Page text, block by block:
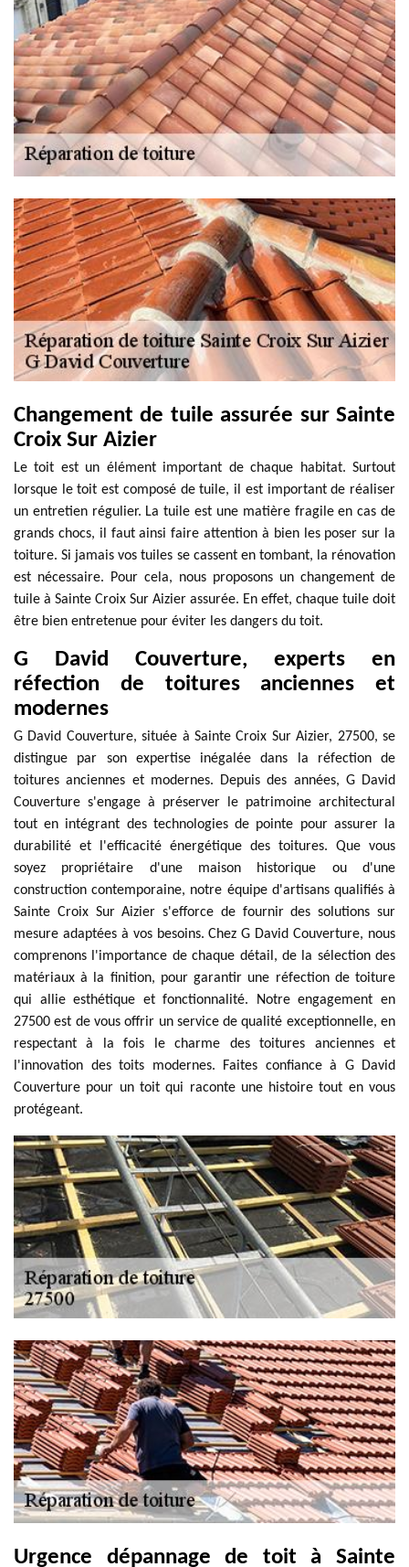
Changement de tuile assurée sur Sainte
Croix Sur Aizier
Le toit est un élément important de chaque habitat. Surtout
lorsque le toit est composé de tuile, il est important de réaliser
un entretien régulier. La tuile est une matière fragile en cas de
grands chocs, il faut ainsi faire attention à bien les poser sur la
toiture. Si jamais vos tuiles se cassent en tombant, la rénovation
est nécessaire. Pour cela, nous proposons un changement de
tuile à Sainte Croix Sur Aizier assurée. En effet, chaque tuile doit
être bien entretenue pour éviter les dangers du toit.
G David Couverture, experts en
réfection de toitures anciennes et
modernes
G David Couverture, située à Sainte Croix Sur Aizier, 27500, se
distingue par son expertise inégalée dans la réfection de
toitures anciennes et modernes. Depuis des années, G David
Couverture s'engage à préserver le patrimoine architectural
tout en intégrant des technologies de pointe pour assurer la
durabilité et l'efficacité énergétique des toitures. Que vous
soyez propriétaire d'une maison historique ou d'une
construction contemporaine, notre équipe d'artisans qualifiés à
Sainte Croix Sur Aizier s'efforce de fournir des solutions sur
mesure adaptées à vos besoins. Chez G David Couverture, nous
comprenons l'importance de chaque détail, de la sélection des
matériaux à la finition, pour garantir une réfection de toiture
qui allie esthétique et fonctionnalité. Notre engagement en
27500 est de vous offrir un service de qualité exceptionnelle, en
respectant à la fois le charme des toitures anciennes et
l'innovation des toits modernes. Faites confiance à G David
Couverture pour un toit qui raconte une histoire tout en vous
protégeant.
Urgence dépannage de toit à Sainte